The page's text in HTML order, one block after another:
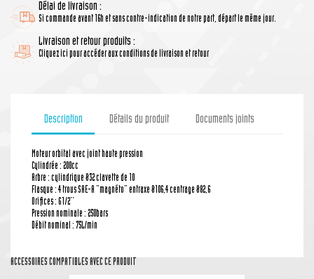
Délai de livraison :
Si commande avant 16h et sans contre-indication de notre part, départ le même jour.
Livraison et retour produits :
Cliquez ici pour accéder aux conditions de livraison et retour
Description Détails du produit Documents joints
Moteur orbital avec joint haute pression
Cylindrée : 200cc
Arbre : cylindrique Ø32 clavette de 10
Flasque : 4 trous SAE-A "magnéto" entraxe Ø106,4 centrage Ø82,6
Orifices : G1/2''
Pression nominale : 250bars
Débit nominal : 75L/min
ACCESSOIRES COMPATIBLES AVEC CE PRODUIT